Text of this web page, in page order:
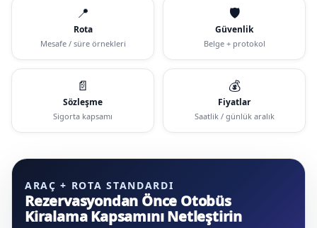
📍
Rota
Mesafe / süre örnekleri
🛡️
Güvenlik
Belge + protokol
📄
Sözleşme
Sigorta kapsamı
💰
Fiyatlar
Saatlik / günlük aralık
ARAÇ + ROTA STANDARDI
Rezervasyondan Önce Otobüs
Kiralama Kapsamını Netleştirin